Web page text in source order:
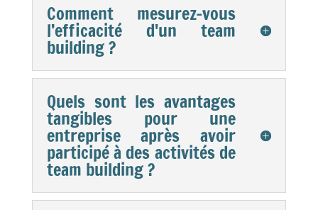
Comment mesurez-vous
l’efficacité d'un team
building ?
Quels sont les avantages
tangibles pour une
entreprise après avoir
participé à des activités de
team building ?